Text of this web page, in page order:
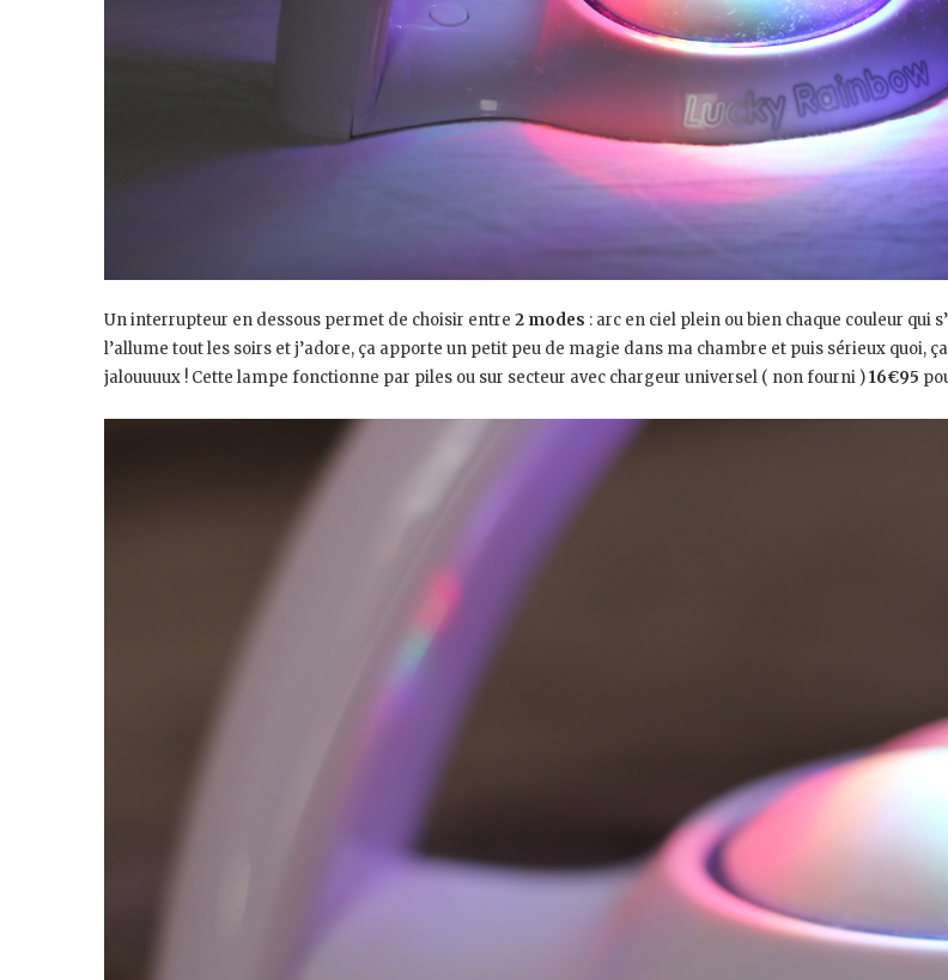
Un interrupteur en dessous permet de choisir entre 2 modes : arc en ciel plein ou bien chaque couleur qui
l’allume tout les soirs et j’adore, ça apporte un petit peu de magie dans ma chambre et puis sérieux quoi,
jalouuuux ! Cette lampe fonctionne par piles ou sur secteur avec chargeur universel ( non fourni )16€95